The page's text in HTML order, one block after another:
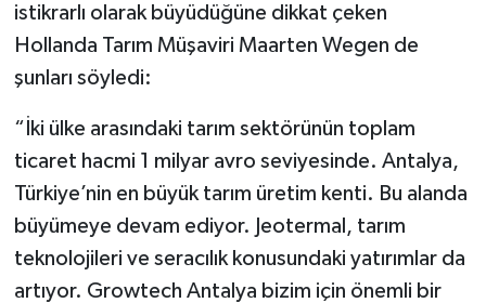
istikrarlı olarak büyüdüğüne dikkat çeken
Hollanda Tarım Müşaviri Maarten Wegen de
şunları söyledi:
“İki ülke arasındaki tarım sektörünün toplam
ticaret hacmi 1 milyar avro seviyesinde. Antalya,
Türkiye’nin en büyük tarım üretim kenti. Bu alanda
büyümeye devam ediyor. Jeotermal, tarım
teknolojileri ve seracılık konusundaki yatırımlar da
artıyor. Growtech Antalya bizim için önemli bir